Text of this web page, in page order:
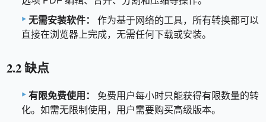
无需安装软件：
作为基于网络的工具，所有转换都可以
直接在浏览器上完成，无需任何下载或安装。
2.2 缺点
有限免费使用：
免费用户每小时只能获得有限数量的转
化。如需无限制使用，用户需要购买高级版本。